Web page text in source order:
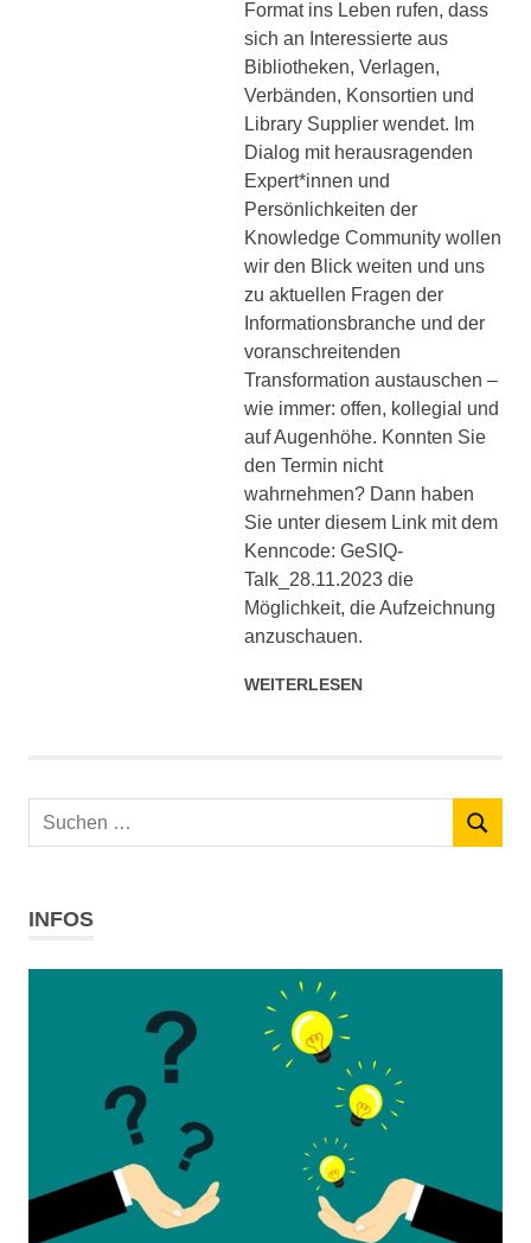
Format ins Leben rufen, dass
sich an Interessierte aus
Bibliotheken, Verlagen,
Verbänden, Konsortien und
Library Supplier wendet. Im
Dialog mit herausragenden
Expert*innen und
Persönlichkeiten der
Knowledge Community wollen
wir den Blick weiten und uns
zu aktuellen Fragen der
Informationsbranche und der
voranschreitenden
Transformation austauschen –
wie immer: offen, kollegial und
auf Augenhöhe. Konnten Sie
den Termin nicht
wahrnehmen? Dann haben
Sie unter diesem Link mit dem
Kenncode: GeSIQ-
Talk_28.11.2023 die
Möglichkeit, die Aufzeichnung
anzuschauen.
WEITERLESEN
Suchen
SUCHEN
INFOS